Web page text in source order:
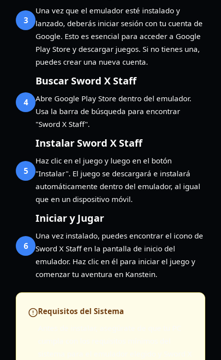
3
Una vez que el emulador esté instalado y
lanzado, deberás iniciar sesión con tu cuenta de
Google. Esto es esencial para acceder a Google
Play Store y descargar juegos. Si no tienes una,
puedes crear una nueva cuenta.
4
Buscar Sword X Staff
Abre Google Play Store dentro del emulador.
Usa la barra de búsqueda para encontrar
"Sword X Staff".
5
Instalar Sword X Staff
Haz clic en el juego y luego en el botón
"Instalar". El juego se descargará e instalará
automáticamente dentro del emulador, al igual
que en un dispositivo móvil.
6
Iniciar y Jugar
Una vez instalado, puedes encontrar el icono de
Sword X Staff en la pantalla de inicio del
emulador. Haz clic en él para iniciar el juego y
comenzar tu aventura en Kanstein.
Requisitos del Sistema